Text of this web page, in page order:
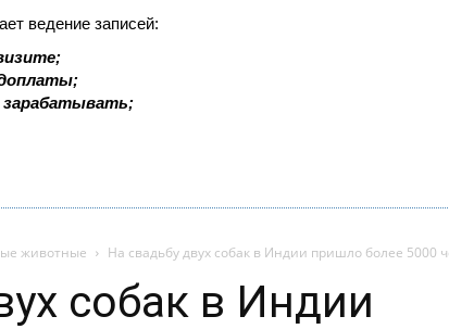
ведение записей:
зарабатывать;
животные На свадьбу двух собак в Индии пришло более 5000
собак в Индии